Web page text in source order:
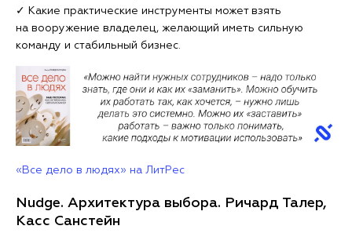
✓ Какие практические инструменты может взять
на вооружение владелец, желающий иметь сильную
команду и стабильный бизнес.
«Все дело в людях» на ЛитРес
Nudge. Архитектура выбора. Ричард Талер,
Касс Санстейн